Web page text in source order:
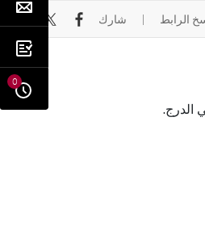
الرابط شارك
الدرج.
0